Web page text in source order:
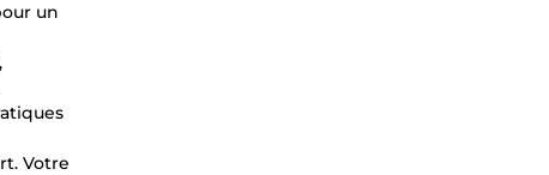
un
,
Votre